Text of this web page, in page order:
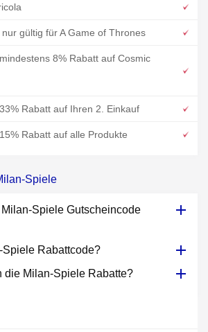
gültig für A Game of Thrones
8% Rabatt auf Cosmic
Rabatt auf Ihren 2. Einkauf
Rabatt auf alle Produkte
Spiele
Spiele Gutscheincode
Rabattcode?
die Milan-Spiele Rabatte?